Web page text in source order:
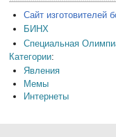
Сайт изготовителей
БИНХ
Специальная
Категории:
Явления
Мемы
Интернеты